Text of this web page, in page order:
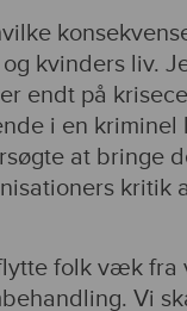
kvinders liv.
endt på
i en kriminel
at bringe
kritik
folk væk fra
Vi